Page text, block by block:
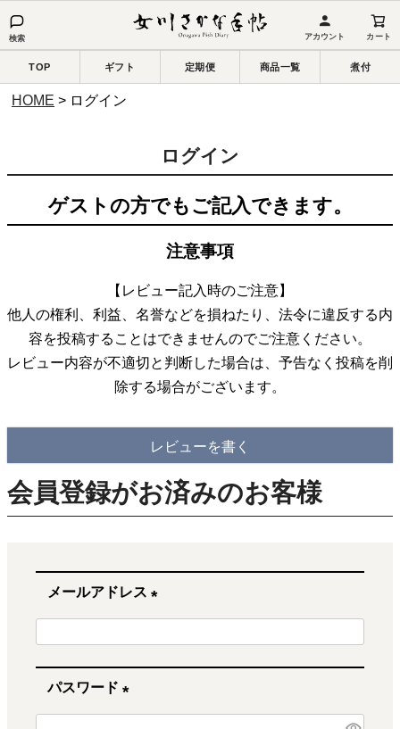
アカウント カート
検索
TOP ギフト 定期便 商品一覧 煮付
HOME ログイン
ログイン
ゲストの方でもご記入できます。
注意事項
【レビュー記入時のご注意】
他人の権利、利益、名誉などを損ねたり、法令に違反する内
容を投稿することはできませんのでご注意ください。
レビュー内容が不適切と判断した場合は、予告なく投稿を削
除する場合がございます。
レビューを書く
会員登録がお済みのお客様
メールアドレス
(
必
須
パスワード
(